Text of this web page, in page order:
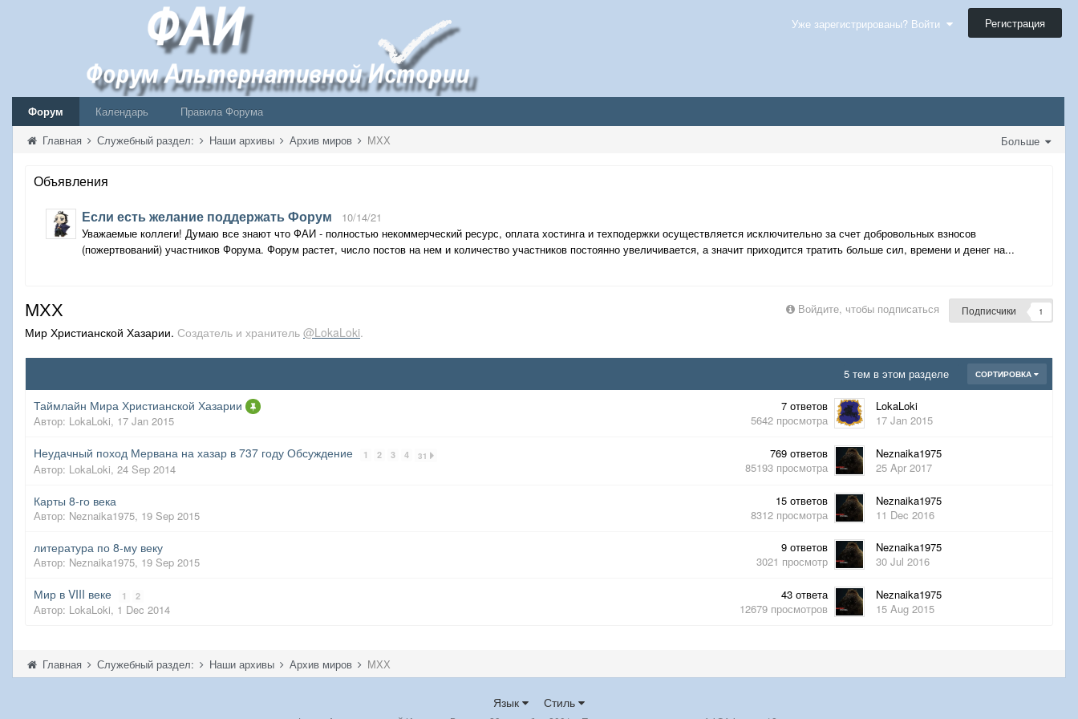
Уже зарегистрированы? Войти Регистрация
Форум Календарь
Правила Форума
Больше
Главная Служебный раздел: Наши архивы Архив миров МХХ
Объявления
Если есть желание поддержать Форум
10/14/21
Уважаемые коллеги! Думаю все знают что ФАИ - полностью некоммерческий ресурс, оплата хостинга и техподержки осуществляется исключительно за счет добровольных взносов
(пожертвований) участников Форума. Форум растет, число постов на нем и количество участников постоянно увеличивается, а значит приходится тратить больше сил, времени и денег на...
МХХ Войдите, чтобы подписаться Подписчики 1
Мир Христианской Хазарии. Создатель и хранитель @LokaLoki.
СОРТИРОВКА
5 тем в этом разделе
Таймлайн Мира Христианской Хазарии
Автор: LokaLoki, 17 Jan 2015
7 ответов
5642 просмотра
LokaLoki
17 Jan 2015
Неудачный поход Мервана на хазар в 737 году Обсуждение 1 2 3 4 31
Автор: LokaLoki, 24 Sep 2014
769 ответов
85193 просмотра
Neznaika1975
25 Apr 2017
Карты 8-го века
Автор: Neznaika1975, 19 Sep 2015
15 ответов
8312 просмотра
Neznaika1975
11 Dec 2016
литература по 8-му веку
Автор: Neznaika1975, 19 Sep 2015
9 ответов
3021 просмотр
Neznaika1975
30 Jul 2016
Мир в VIII веке 1 2
Автор: LokaLoki, 1 Dec 2014
43 ответа
12679 просмотров
Neznaika1975
15 Aug 2015
Главная Служебный раздел: Наши архивы Архив миров МХХ
Язык Стиль